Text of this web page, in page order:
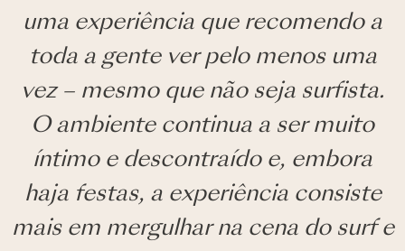
uma experiência que recomendo a
toda a gente ver pelo menos uma
vez – mesmo que não seja surfista.
O ambiente continua a ser muito
íntimo e descontraído e, embora
haja festas, a experiência consiste
mais em mergulhar na cena do surf e